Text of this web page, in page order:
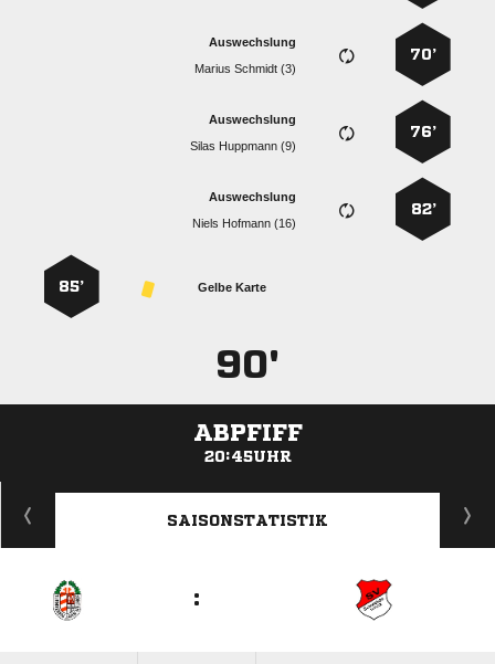
70’
Auswechslung
  
76’
Auswechslung
  
82’
Auswechslung
  
Gelbe Karte
85’
90'
ABPFIFF
20:45UHR
ANZEIGE
SAISONSTATISTIK
: